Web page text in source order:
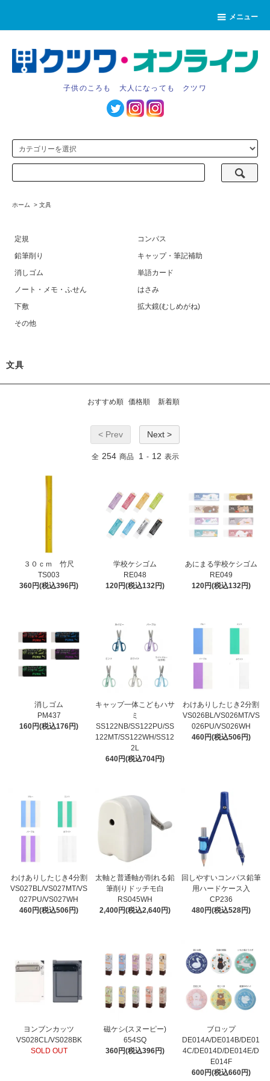
メニュー
子供のころも 大人になっても クツワ
ホーム > 文具
定規
コンパス
鉛筆削り
キャップ・筆記補助
消しゴム
単語カード
ノート・メモ・ふせん
はさみ
下敷
拡大鏡(むしめがね)
その他
文具
おすすめ順 価格順 新着順
< Prev Next >
全 254 商品 1 - 12 表示
３０ｃｍ 竹尺
TS003
360円(税込396円)
学校ケシゴム
RE048
120円(税込132円)
あにまる学校ケシゴム
RE049
120円(税込132円)
消しゴム
PM437
160円(税込176円)
キャップ一体こどもハサ
ミ
SS122NB/SS122PU/SS
122MT/SS122WH/SS12
2L
640円(税込704円)
わけありしたじき2分割
VS026BL/VS026MT/VS
026PU/VS026WH
460円(税込506円)
わけありしたじき4分割
VS027BL/VS027MT/VS
027PU/VS027WH
460円(税込506円)
太軸と普通軸が削れる鉛
筆削りドッチモ白
RS045WH
2,400円(税込2,640円)
回しやすいコンパス鉛筆
用ハードケース入
CP236
480円(税込528円)
ヨンブンカッツ
VS028CL/VS028BK
SOLD OUT
磁ケシ(スヌーピー)
654SQ
360円(税込396円)
ブロップ
DE014A/DE014B/DE01
4C/DE014D/DE014E/D
E014F
600円(税込660円)